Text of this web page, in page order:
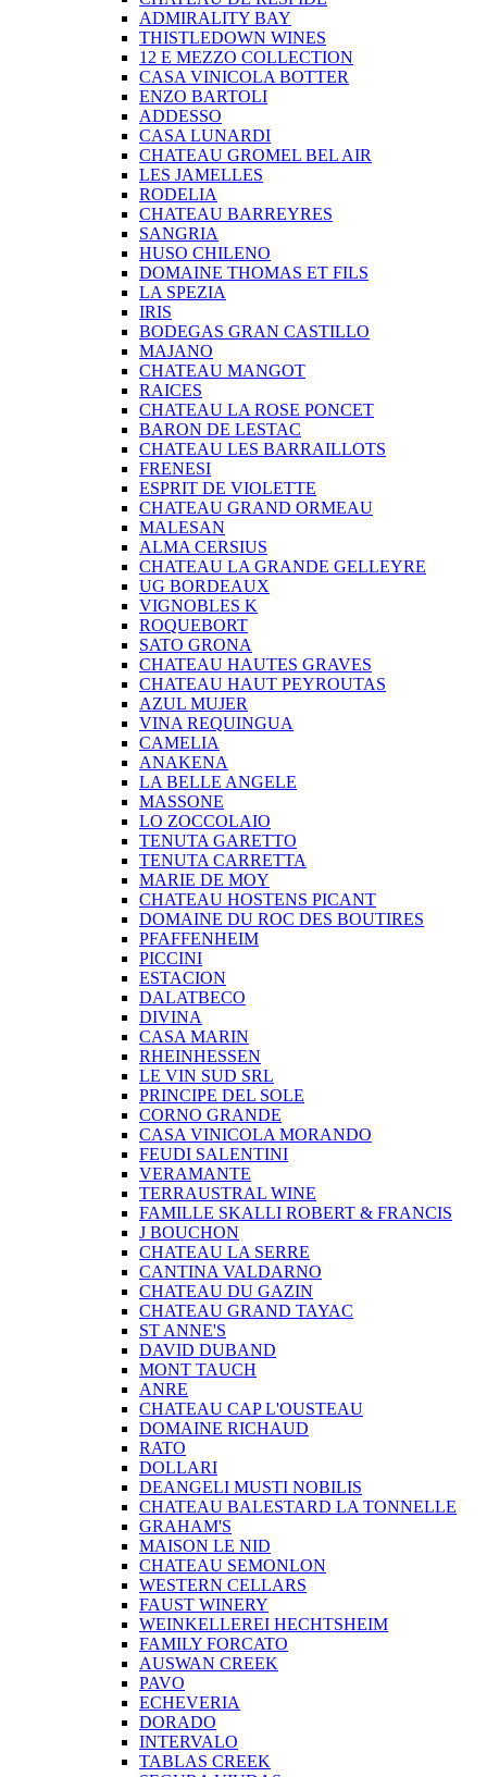
ADMIRALITY BAY
THISTLEDOWN WINES
12 E MEZZO COLLECTION
CASA VINICOLA BOTTER
ENZO BARTOLI
ADDESSO
CASA LUNARDI
CHATEAU GROMEL BEL AIR
LES JAMELLES
RODELIA
CHATEAU BARREYRES
SANGRIA
HUSO CHILENO
DOMAINE THOMAS ET FILS
LA SPEZIA
IRIS
BODEGAS GRAN CASTILLO
MAJANO
CHATEAU MANGOT
RAICES
CHATEAU LA ROSE PONCET
BARON DE LESTAC
CHATEAU LES BARRAILLOTS
FRENESI
ESPRIT DE VIOLETTE
CHATEAU GRAND ORMEAU
MALESAN
ALMA CERSIUS
CHATEAU LA GRANDE GELLEYRE
UG BORDEAUX
VIGNOBLES K
ROQUEBORT
SATO GRONA
CHATEAU HAUTES GRAVES
CHATEAU HAUT PEYROUTAS
AZUL MUJER
VINA REQUINGUA
CAMELIA
ANAKENA
LA BELLE ANGELE
MASSONE
LO ZOCCOLAIO
TENUTA GARETTO
TENUTA CARRETTA
MARIE DE MOY
CHATEAU HOSTENS PICANT
DOMAINE DU ROC DES BOUTIRES
PFAFFENHEIM
PICCINI
ESTACION
DALATBECO
DIVINA
CASA MARIN
RHEINHESSEN
LE VIN SUD SRL
PRINCIPE DEL SOLE
CORNO GRANDE
CASA VINICOLA MORANDO
FEUDI SALENTINI
VERAMANTE
TERRAUSTRAL WINE
FAMILLE SKALLI ROBERT & FRANCIS
J BOUCHON
CHATEAU LA SERRE
CANTINA VALDARNO
CHATEAU DU GAZIN
CHATEAU GRAND TAYAC
ST ANNE'S
DAVID DUBAND
MONT TAUCH
ANRE
CHATEAU CAP L'OUSTEAU
DOMAINE RICHAUD
RATO
DOLLARI
DEANGELI MUSTI NOBILIS
CHATEAU BALESTARD LA TONNELLE
GRAHAM'S
MAISON LE NID
CHATEAU SEMONLON
WESTERN CELLARS
FAUST WINERY
WEINKELLEREI HECHTSHEIM
FAMILY FORCATO
AUSWAN CREEK
PAVO
ECHEVERIA
DORADO
INTERVALO
TABLAS CREEK